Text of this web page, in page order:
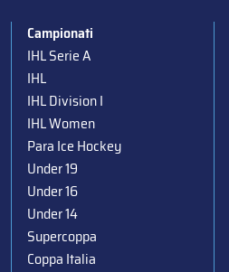
Campionati
IHL Serie A
IHL
IHL Division I
IHL Women
Para Ice Hockey
Under 19
Under 16
Under 14
Supercoppa
Coppa Italia